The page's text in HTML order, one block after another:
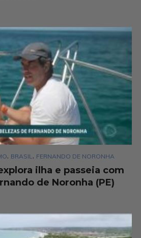
, BRASIL , FERNANDO DE NORONHA
ilha e passeia com
de Noronha (PE)